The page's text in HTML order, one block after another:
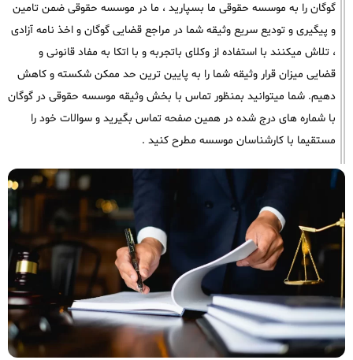
گوگان را به موسسه حقوقی ما بسپارید ، ما در موسسه حقوقی ضمن تامین
و پیگیری و تودیع سریع وثیقه شما در مراجع قضایی گوگان و اخذ نامه آزادی
، تلاش میکنند با استفاده از وکلای باتجربه و با اتکا به مفاد قانونی و
قضایی میزان قرار وثیقه شما را به پایین ترین حد ممکن شکسته و کاهش
دهیم. شما میتوانید بمنظور تماس با بخش وثیقه موسسه حقوقی در گوگان
با شماره های درج شده در همین صفحه تماس بگیرید و سوالات خود را
مستقیما با کارشناسان موسسه مطرح کنید .